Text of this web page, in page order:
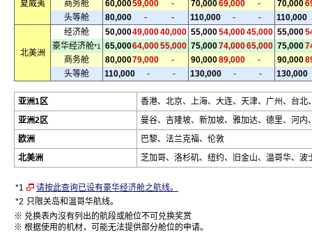
夏威夷
商务舱
60,00059,000 - 70,00069,000 - 70,000
头等舱
80,000 - - 110,000 - - 110,000
北美洲
经济舱 50,00049,00040,000 55,00054,00045,000 55,000
豪华经济舱*1 65,00064,00055,000 75,00074,00065,000 75,000
商务舱
80,00079,000 - 90,00089,000 - 90,000
头等舱
110,000 - - 130,000 - - 130,000
亚洲1区
香港、北京、上海、大连、天津、广州、台北
亚洲2区
曼谷、吉隆坡、新加坡、雅加达、德里、河内
欧洲
巴黎、法兰克福、伦敦
北美洲
芝加哥、洛杉矶、纽约、旧金山、温哥华、波
*1
请按此查询已设有豪华经济舱之航线。
*2 只限关岛和温哥华航线。
※ 兑换表內沒有列出的航段或舱位不可兑换奖赏
※ 根据使用的机材，可能无法提供部分舱位的申请。